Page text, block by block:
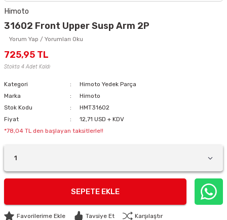
Himoto
31602 Front Upper Susp Arm 2P
Yorum Yap / Yorumları Oku
725,95 TL
Stokta 4 Adet Kaldı
Kategori
Himoto Yedek Parça
Marka
Himoto
Stok Kodu
HMT31602
Fiyat
12,71 USD + KDV
*78,04 TL den başlayan taksitlerle!!
SEPETE EKLE
Tavsiye Et Karşılaştır